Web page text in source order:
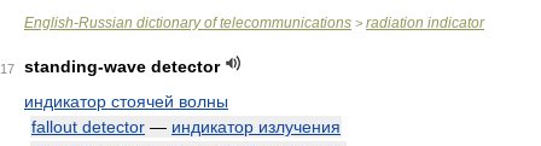
English-Russian dictionary of telecommunications > radiation indicator
17
standing-wave detector
индикатор стоячей волны
fallout detector — индикатор излучения